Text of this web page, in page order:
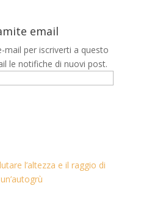
email
mail per iscriverti a questo
le notifiche di nuovi post.
l’altezza e il raggio di